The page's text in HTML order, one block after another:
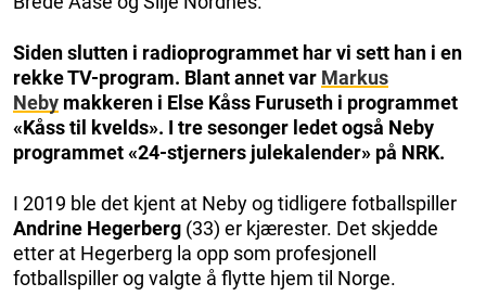
Siden slutten i radioprogrammet har vi sett han i en
rekke TV-program. Blant annet var Markus
Neby makkeren i Else Kåss Furuseth i programmet
«Kåss til kvelds». I tre sesonger ledet også Neby
programmet «24-stjerners julekalender» på NRK.
I 2019 ble det kjent at Neby og tidligere fotballspiller
Andrine Hegerberg (33) er kjærester. Det skjedde
etter at Hegerberg la opp som profesjonell
fotballspiller og valgte å flytte hjem til Norge.